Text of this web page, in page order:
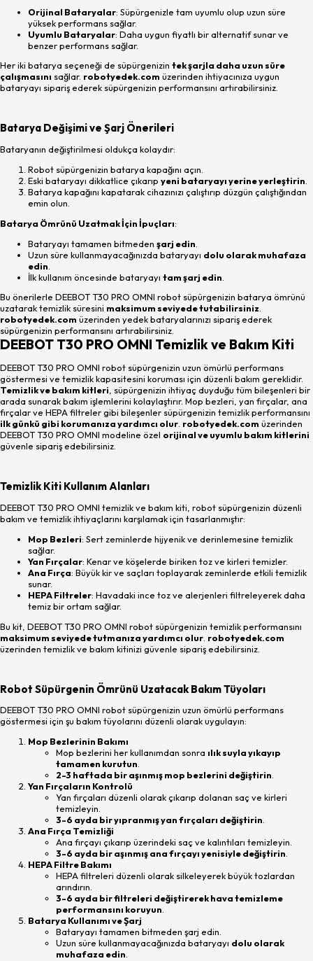
Orijinal Bataryalar: Süpürgenizle tam uyumlu olup uzun süre
yüksek performans sağlar.
Uyumlu Bataryalar: Daha uygun fiyatlı bir alternatif sunar ve
benzer performans sağlar.
Her iki batarya seçeneği de süpürgenizin tek şarjla daha uzun süre
çalışmasını sağlar. robotyedek.com üzerinden ihtiyacınıza uygun
bataryayı sipariş ederek süpürgenizin performansını artırabilirsiniz.
Batarya Değişimi ve Şarj Önerileri
Bataryanın değiştirilmesi oldukça kolaydır:
Robot süpürgenizin batarya kapağını açın.
Eski bataryayı dikkatlice çıkarıp yeni bataryayı yerine yerleştirin
Batarya kapağını kapatarak cihazınızı çalıştırıp düzgün çalıştığından
emin olun.
Batarya Ömrünü Uzatmak İçin İpuçları:
Bataryayı tamamen bitmeden şarj edin
Uzun süre kullanmayacağınızda bataryayı dolu olarak muhafaza
edin
İlk kullanım öncesinde bataryayı tam şarj edin
Bu önerilerle DEEBOT T30 PRO OMNI robot süpürgenizin batarya ömrünü
uzatarak temizlik süresini maksimum seviyede tutabilirsiniz.
robotyedek.com üzerinden yedek bataryalarınızı sipariş ederek
süpürgenizin performansını artırabilirsiniz.
DEEBOT T30 PRO OMNI Temizlik ve Bakım Kiti
DEEBOT T30 PRO OMNI robot süpürgenizin uzun ömürlü performans
göstermesi ve temizlik kapasitesini koruması için düzenli bakım gereklidir.
Temizlik ve bakım kitleri, süpürgenizin ihtiyaç duyduğu tüm bileşenleri bir
arada sunarak bakım işlemlerini kolaylaştırır. Mop bezleri, yan fırçalar, ana
fırçalar ve HEPA filtreler gibi bileşenler süpürgenizin temizlik performansını
ilk günkü gibi korumanıza yardımcı olur. robotyedek.com üzerinden
DEEBOT T30 PRO OMNI modeline özel orijinal ve uyumlu bakım kitlerini
güvenle sipariş edebilirsiniz.
Temizlik Kiti Kullanım Alanları
DEEBOT T30 PRO OMNI temizlik ve bakım kiti, robot süpürgenizin düzenli
bakım ve temizlik ihtiyaçlarını karşılamak için tasarlanmıştır:
Mop Bezleri: Sert zeminlerde hijyenik ve derinlemesine temizlik
sağlar.
Yan Fırçalar: Kenar ve köşelerde biriken toz ve kirleri temizler.
Ana Fırça: Büyük kir ve saçları toplayarak zeminlerde etkili temizlik
sunar.
HEPA Filtreler: Havadaki ince toz ve alerjenleri filtreleyerek daha
temiz bir ortam sağlar.
Bu kit, DEEBOT T30 PRO OMNI robot süpürgenizin temizlik performansını
maksimum seviyede tutmanıza yardımcı olur robotyedek.com
üzerinden temizlik ve bakım kitinizi güvenle sipariş edebilirsiniz.
Robot Süpürgenin Ömrünü Uzatacak Bakım Tüyoları
DEEBOT T30 PRO OMNI robot süpürgenizin uzun ömürlü performans
göstermesi için şu bakım tüyolarını düzenli olarak uygulayın:
Mop Bezlerinin Bakımı
Mop bezlerini her kullanımdan sonra ılık suyla yıkayıp
tamamen kurutun
2-3 haftada bir aşınmış mop bezlerini değiştirin
Yan Fırçaların Kontrolü
Yan fırçaları düzenli olarak çıkarıp dolanan saç ve kirleri
temizleyin.
3-6 ayda bir yıpranmış yan fırçaları değiştirin
Ana Fırça Temizliği
Ana fırçayı çıkarıp üzerindeki saç ve kalıntıları temizleyin.
3-6 ayda bir aşınmış ana fırçayı yenisiyle değiştirin
HEPA Filtre Bakımı
HEPA filtreleri düzenli olarak silkeleyerek büyük tozlardan
arındırın.
3-6 ayda bir filtreleri değiştirerek hava temizleme
performansını koruyun
Batarya Kullanımı ve Şarj
Bataryayı tamamen bitmeden şarj edin.
Uzun süre kullanmayacağınızda bataryayı dolu olarak
muhafaza edin